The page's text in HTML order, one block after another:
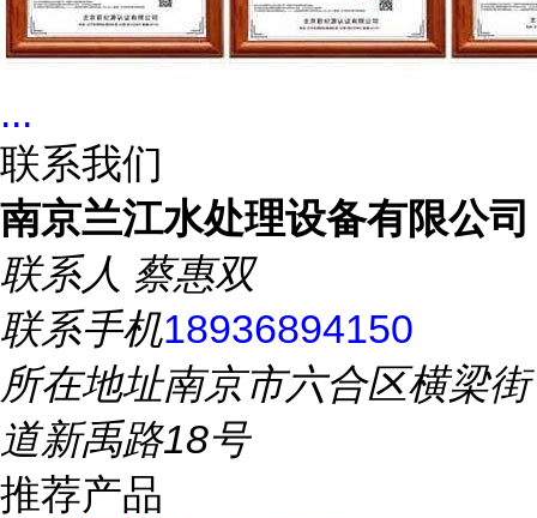
...
联系我们
南京兰江水处理设备有限公司
联系人 蔡惠双
联系手机18936894150
所在地址南京市六合区横梁街
道新禹路18号
推荐产品